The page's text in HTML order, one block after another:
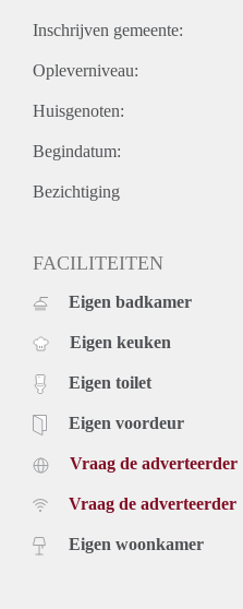
Inschrijven gemeente:
Opleverniveau:
Huisgenoten:
Begindatum:
Bezichtiging
FACILITEITEN
Eigen badkamer
Eigen keuken
Eigen toilet
Eigen voordeur
Vraag de adverteerder
Vraag de adverteerder
Eigen woonkamer